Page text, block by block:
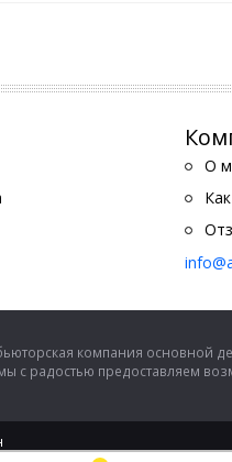
О
компания основной
с радостью предоставляем